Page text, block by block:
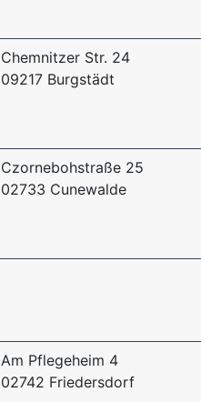
Chemnitzer Str. 24
09217 Burgstädt
Czornebohstraße 25
02733 Cunewalde
Am Pflegeheim 4
02742 Friedersdorf